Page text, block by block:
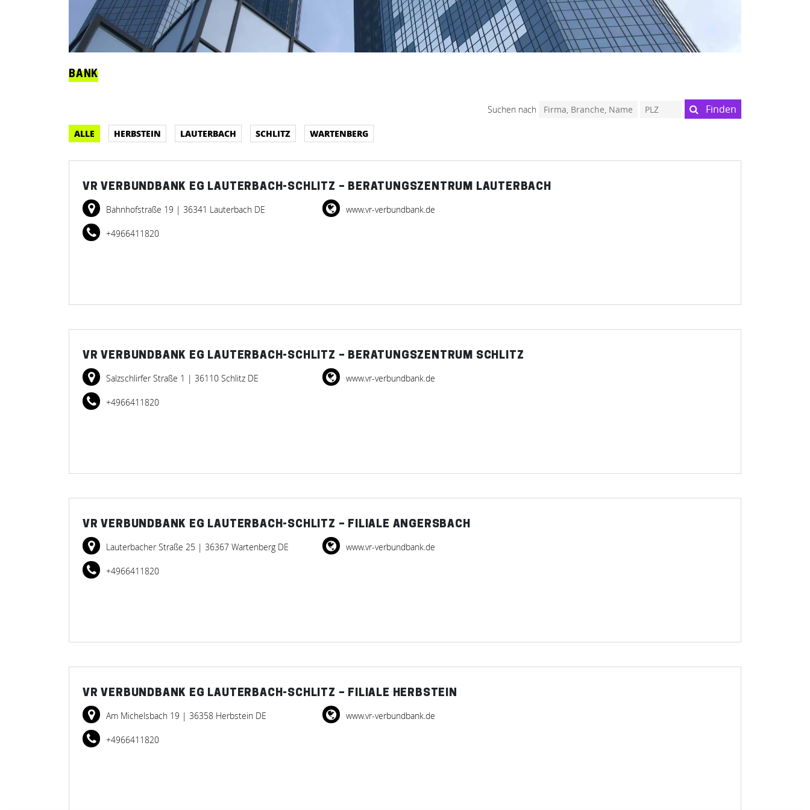
BANK
Suchen nach Finden
ALLE HERBSTEIN LAUTERBACH SCHLITZ WARTENBERG
VR VERBUNDBANK EG LAUTERBACH-SCHLITZ – BERATUNGSZENTRUM LAUTERBACH
Bahnhofstraße 19 | 36341 Lauterbach DE
+4966411820
www.vr-verbundbank.de
VR VERBUNDBANK EG LAUTERBACH-SCHLITZ – BERATUNGSZENTRUM SCHLITZ
Salzschlirfer Straße 1 | 36110 Schlitz DE
+4966411820
www.vr-verbundbank.de
VR VERBUNDBANK EG LAUTERBACH-SCHLITZ – FILIALE ANGERSBACH
Lauterbacher Straße 25 | 36367 Wartenberg DE
+4966411820
www.vr-verbundbank.de
VR VERBUNDBANK EG LAUTERBACH-SCHLITZ – FILIALE HERBSTEIN
Am Michelsbach 19 | 36358 Herbstein DE
+4966411820
www.vr-verbundbank.de